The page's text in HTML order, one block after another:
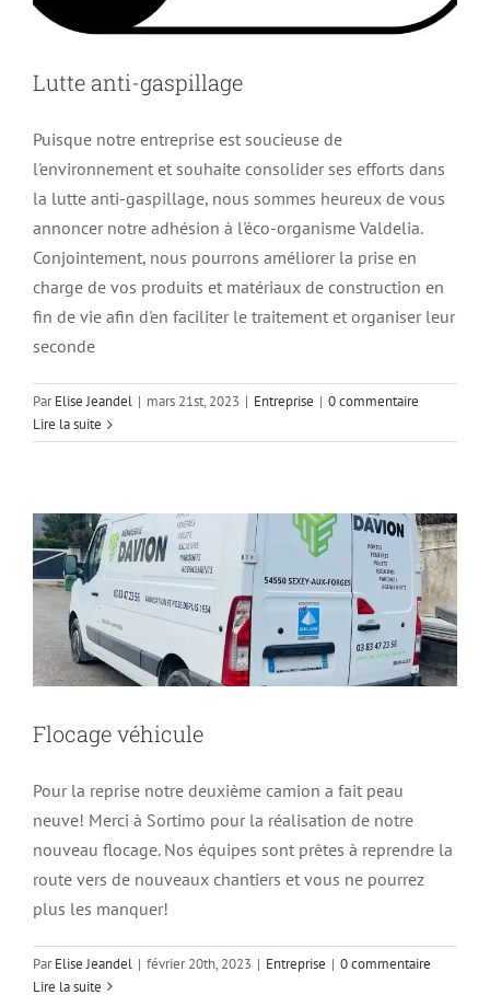
Lutte anti-gaspillage
Puisque notre entreprise est soucieuse de
l'environnement et souhaite consolider ses efforts dans
la lutte anti-gaspillage, nous sommes heureux de vous
annoncer notre adhésion à l'éco-organisme Valdelia.
Conjointement, nous pourrons améliorer la prise en
charge de vos produits et matériaux de construction en
fin de vie afin d'en faciliter le traitement et organiser leur
seconde
ParElise Jeandel | mars 21st, 2023 | Entreprise | 0 commentaire
Lire la suite
Flocage véhicule
Flocage véhicule
Pour la reprise notre deuxième camion a fait peau
neuve! Merci à Sortimo pour la réalisation de notre
nouveau flocage. Nos équipes sont prêtes à reprendre la
route vers de nouveaux chantiers et vous ne pourrez
plus les manquer!
ParElise Jeandel | février 20th, 2023 | Entreprise | 0 commentaire
Lire la suite